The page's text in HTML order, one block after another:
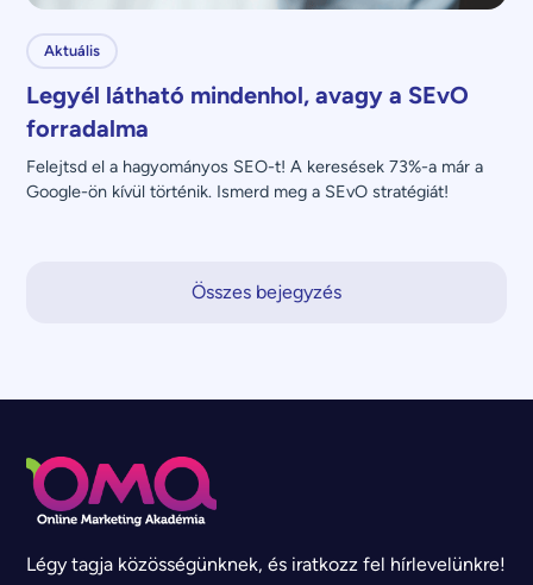
Aktuális
Legyél látható mindenhol, avagy a SEvO
forradalma
Felejtsd el a hagyományos SEO-t! A keresések 73%-a már a
Google-ön kívül történik. Ismerd meg a SEvO stratégiát!
Összes bejegyzés
Légy tagja közösségünknek, és iratkozz fel hírlevelünkre!